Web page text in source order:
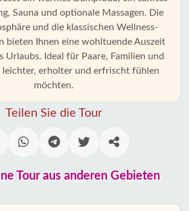
Sauna und optionale Massagen. Die
und die klassischen Wellness-
bieten Ihnen eine wohltuende Auszeit
Urlaubs. Ideal für Paare, Familien und
leichter, erholter und erfrischt fühlen
möchten.
Teilen Sie die Tour
Tour aus anderen Gebieten